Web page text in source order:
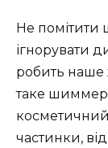
Не
ігнорувати
робить наше
таке
косметичний
частинки,